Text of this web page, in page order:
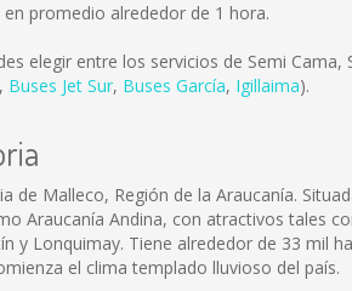
promedio alrededor de 1 hora.
elegir entre los servicios de Semi
, Buses Jet Sur, Buses García, Igillaima).
de Malleco, Región de la Araucanía.
Araucanía Andina, con atractivos tales
y Lonquimay. Tiene alrededor de 33 mil
el clima templado lluvioso del país.